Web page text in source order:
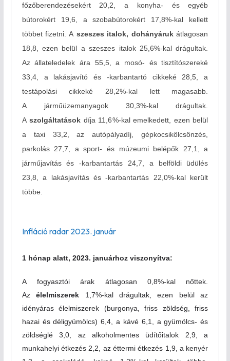
főzőberendezésekért 20,2, a konyha- és egyéb
bútorokért 19,6, a szobabútorokért 17,8%-kal kellett
többet fizetni. A szeszes italok, dohányárukátlagosan
18,8, ezen belül a szeszes italok 25,6%-kal drágultak.
Az állateledelek ára 55,5, a mosó- és tisztítószereké
33,4, a lakásjavító és -karbantartó cikkeké 28,5, a
testápolási cikkeké 28,2%-kal lett magasabb.
A járműüzemanyagok 30,3%-kal drágultak.
Aszolgáltatások díja 11,6%-kal emelkedett, ezen belül
a taxi 33,2, az autópályadíj, gépkocsikölcsönzés,
parkolás 27,7, a sport- és múzeumi belépők 27,1, a
járműjavítás és -karbantartás 24,7, a belföldi üdülés
23,8, a lakásjavítás és -karbantartás 22,0%-kal került
többe.
Infláció radar 2023. január
1 hónap alatt, 2023. januárhoz viszonyítva:
A fogyasztói árak átlagosan 0,8%-kal nőttek.
Azélelmiszerek 1,7%-kal drágultak, ezen belül az
idényáras élelmiszerek (burgonya, friss zöldség, friss
hazai és déligyümölcs) 6,4, a kávé 6,1, a gyümölcs- és
zöldséglé 3,0, az alkoholmentes üdítőitalok 2,9, a
munkahelyi étkezés 2,2, az éttermi étkezés 1,9, a kenyér